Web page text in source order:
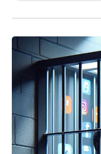
hamajlija i
često